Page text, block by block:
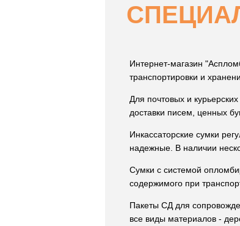
Интернет-магазин
транспортировки и
Для почтовых и
доставки писем, ценных
Инкассаторские сумки
надежные. В наличии
Сумки с системой
содержимого при
Пакеты СД для
все виды материалов -